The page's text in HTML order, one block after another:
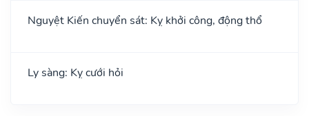
Nguyệt Kiến chuyển sát: Kỵ khởi công, động thổ
Ly sàng: Kỵ cưới hỏi